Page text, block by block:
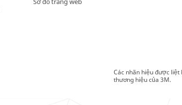
Các nhãn hiệu được liệt
thương hiệu của 3M.